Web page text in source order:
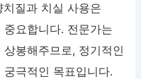
질과 치실 사용은
요합니다. 전문가는
봉해주므로, 정기적인
극적인 목표입니다.